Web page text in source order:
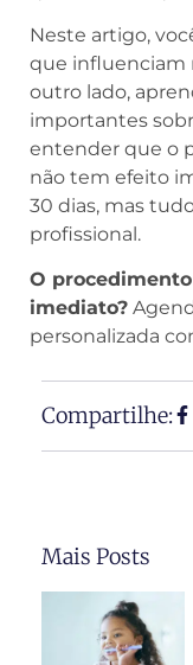
Neste artigo,
que influenciam
outro lado,
importantes
entender que o
não tem efeito
30 dias, mas
profissional.
O
imediato?
personalizada
Compartilhe:
Mais Posts